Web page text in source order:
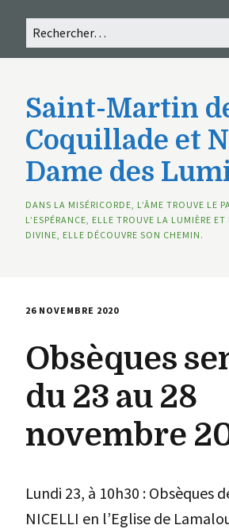
Saint-Martin
Coquillade et
Dame des
DANS LA MISÉRICORDE, L’ÂME TROUVE LE
L’ESPÉRANCE, ELLE TROUVE LA LUMIÈRE
DIVINE, ELLE DÉCOUVRE SON CHEMIN.
26 NOVEMBRE 2020
Obsèques
du 23 au 28
novembre
Lundi 23, à 10h30 : Obsèques
NICELLI en l’Eglise de